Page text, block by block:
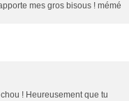
mes gros bisous ! mémé
! Heureusement que tu